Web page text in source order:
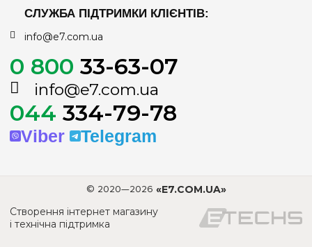
СЛУЖБА ПІДТРИМКИ КЛІЄНТІВ:
info@e7.com.ua
0 800 33-63-07
info@e7.com.ua
044 334-79-78
Viber Telegram
© 2020—2026 «E7.COM.UA»
Створення інтернет магазину
і технічна підтримка